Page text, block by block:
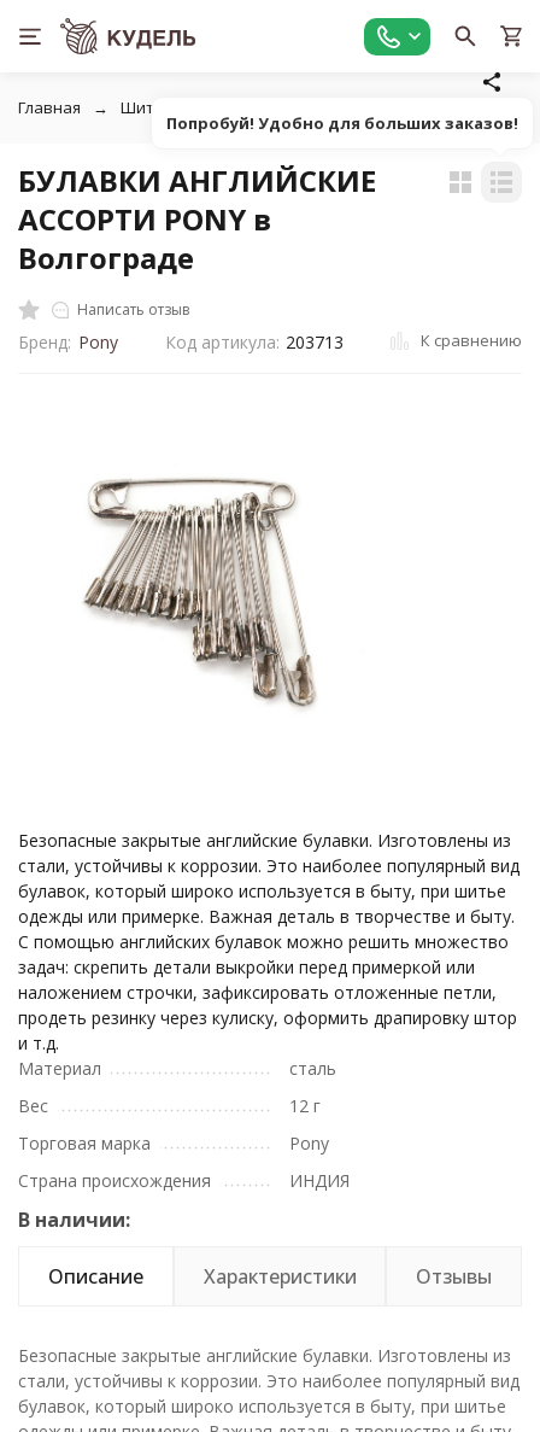
Главная Шитье
БУЛАВКИ АНГЛИЙСКИЕ
АССОРТИ PONY в
Волгограде
Написать отзыв
Бренд: Pony Код артикула: 203713 К сравнению
Безопасные закрытые английские булавки. Изготовлены из
стали, устойчивы к коррозии. Это наиболее популярный вид
булавок, который широко используется в быту, при шитье
одежды или примерке. Важная деталь в творчестве и быту.
С помощью английских булавок можно решить множество
задач: скрепить детали выкройки перед примеркой или
наложением строчки, зафиксировать отложенные петли,
продеть резинку через кулиску, оформить драпировку штор
и т.д.
Материал
сталь
Вес
12 г
Торговая марка
Pony
Страна происхождения
ИНДИЯ
В наличии:
Описание Характеристики Отзывы
Безопасные закрытые английские булавки. Изготовлены из
стали, устойчивы к коррозии. Это наиболее популярный вид
булавок, который широко используется в быту, при шитье
Попробуй! Удобно для больших заказов!